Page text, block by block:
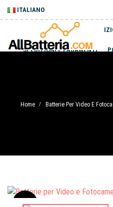
ITALIANO
SPEDIZIONI E PAGAMENTI
Home / Batterie Per Video E
Sale